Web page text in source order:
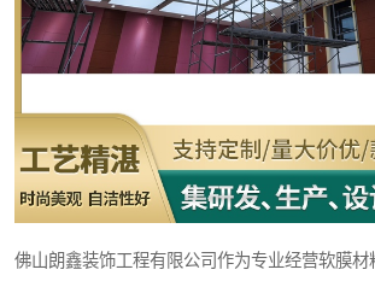
佛山朗鑫装饰工程有限公司作为专业经营软膜